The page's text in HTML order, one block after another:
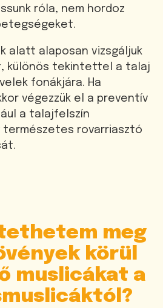
róla, nem hordoz
alatt alaposan vizsgáljuk
különös tekintettel a talaj
fonákjára. Ha
végezzük el a preventív
a talajfelszín
természetes rovarriasztó
meg
körül
muslicákat a